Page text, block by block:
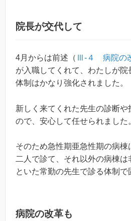
院長が交代して
4月からは前述（ Ⅲ-４ 病院の
が入職してくれて、わたしが
体制はかなり強化されました。
新しく来てくれた先生の診断や
ので、安心して任せられました
そのため急性期亜急性期の病
二人で診て、それ以外の病棟は
といた常勤の先生で診る体制で
病院の改革も